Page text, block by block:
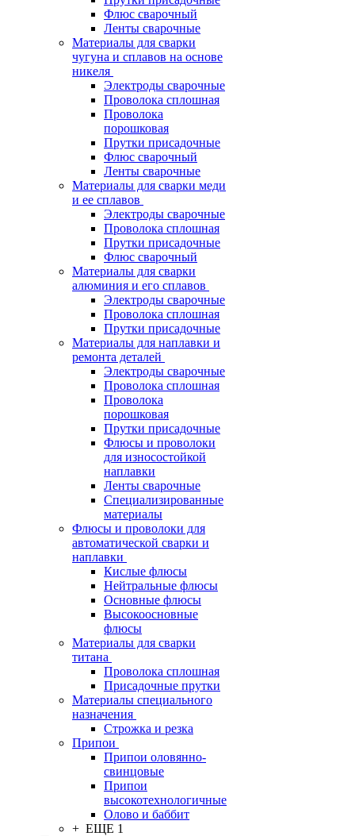
Флюс сварочный
Ленты сварочные
Материалы для сварки
чугуна и сплавов на основе
никеля
Электроды сварочные
Проволока сплошная
Проволока
порошковая
Прутки присадочные
Флюс сварочный
Ленты сварочные
Материалы для сварки меди
и ее сплавов
Электроды сварочные
Проволока сплошная
Прутки присадочные
Флюс сварочный
Материалы для сварки
алюминия и его сплавов
Электроды сварочные
Проволока сплошная
Прутки присадочные
Материалы для наплавки и
ремонта деталей
Электроды сварочные
Проволока сплошная
Проволока
порошковая
Прутки присадочные
Флюсы и проволоки
для износостойкой
наплавки
Ленты сварочные
Специализированные
материалы
Флюсы и проволоки для
автоматической сварки и
наплавки
Кислые флюсы
Нейтральные флюсы
Основные флюсы
Высокоосновные
флюсы
Материалы для сварки
титана
Проволока сплошная
Присадочные прутки
Материалы специального
назначения
Строжка и резка
Припои
Припои оловянно-
свинцовые
Припои
высокотехнологичные
Олово и баббит
+ ЕЩЕ 1